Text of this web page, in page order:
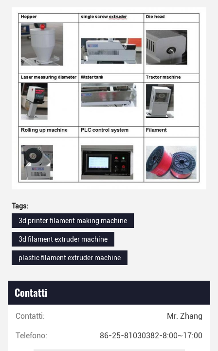
Tags:
3d printer filament making machine
3d filament extruder machine
plastic filament extruder machine
Contatti
Contatti: Mr. Zhang
Telefono: 86-25-81030382-8:00~17:00